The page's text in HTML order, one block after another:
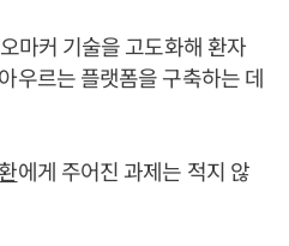
마커 기술을 고도화해 환자
우르는 플랫폼을 구축하는 데
에게 주어진 과제는 적지 않